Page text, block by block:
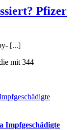
Pfizer
[...]
mit 344